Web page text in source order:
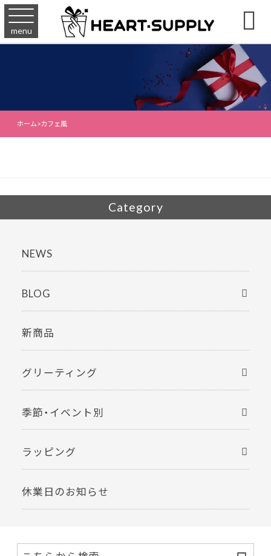
menu 
ホーム>カフェ風
Category
NEWS
BLOG
新商品
グリーティング
季節・イベント別
ラッピング
休業日のお知らせ